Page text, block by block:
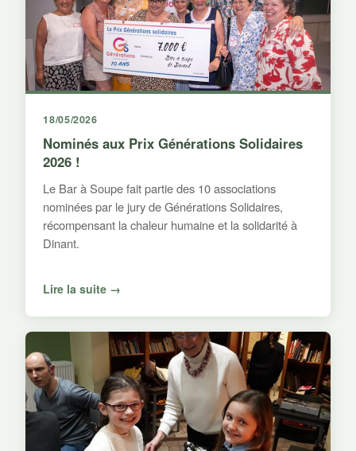
18/05/2026
Nominés aux Prix Générations Solidaires
2026 !
Le Bar à Soupe fait partie des 10 associations
nominées par le jury de Générations Solidaires,
récompensant la chaleur humaine et la solidarité à
Dinant.
Lire la suite →